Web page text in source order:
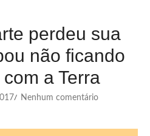
perdeu sua
não ficando
a Terra
/ Nenhum comentário